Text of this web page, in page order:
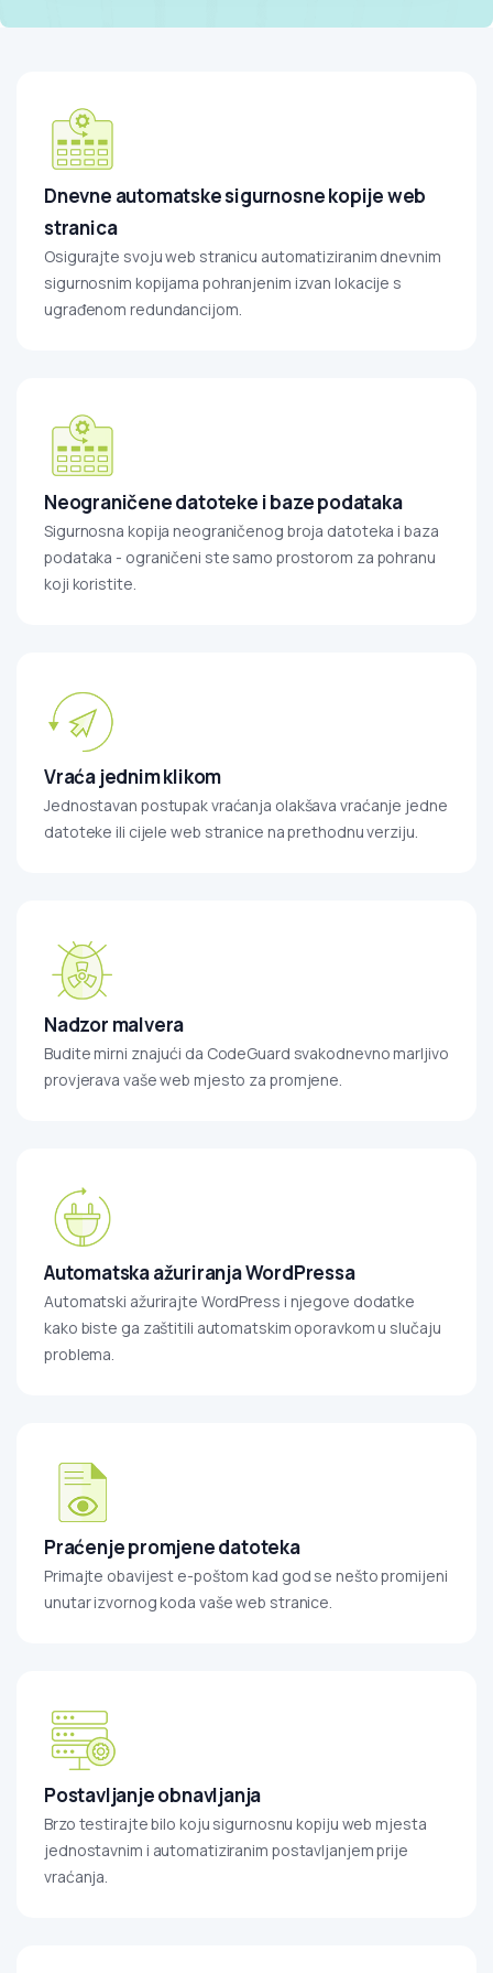
Dnevne automatske sigurnosne kopije web
stranica
Osigurajte svoju web stranicu automatiziranim dnevnim
sigurnosnim kopijama pohranjenim izvan lokacije s
ugrađenom redundancijom.
Neograničene datoteke i baze podataka
Sigurnosna kopija neograničenog broja datoteka i baza
podataka - ograničeni ste samo prostorom za pohranu
koji koristite.
Vraća jednim klikom
Jednostavan postupak vraćanja olakšava vraćanje jedne
datoteke ili cijele web stranice na prethodnu verziju.
Nadzor malvera
Budite mirni znajući da CodeGuard svakodnevno marljivo
provjerava vaše web mjesto za promjene.
Automatska ažuriranja WordPressa
Automatski ažurirajte WordPress i njegove dodatke
kako biste ga zaštitili automatskim oporavkom u slučaju
problema.
Praćenje promjene datoteka
Primajte obavijest e-poštom kad god se nešto promijeni
unutar izvornog koda vaše web stranice.
Postavljanje obnavljanja
Brzo testirajte bilo koju sigurnosnu kopiju web mjesta
jednostavnim i automatiziranim postavljanjem prije
vraćanja.